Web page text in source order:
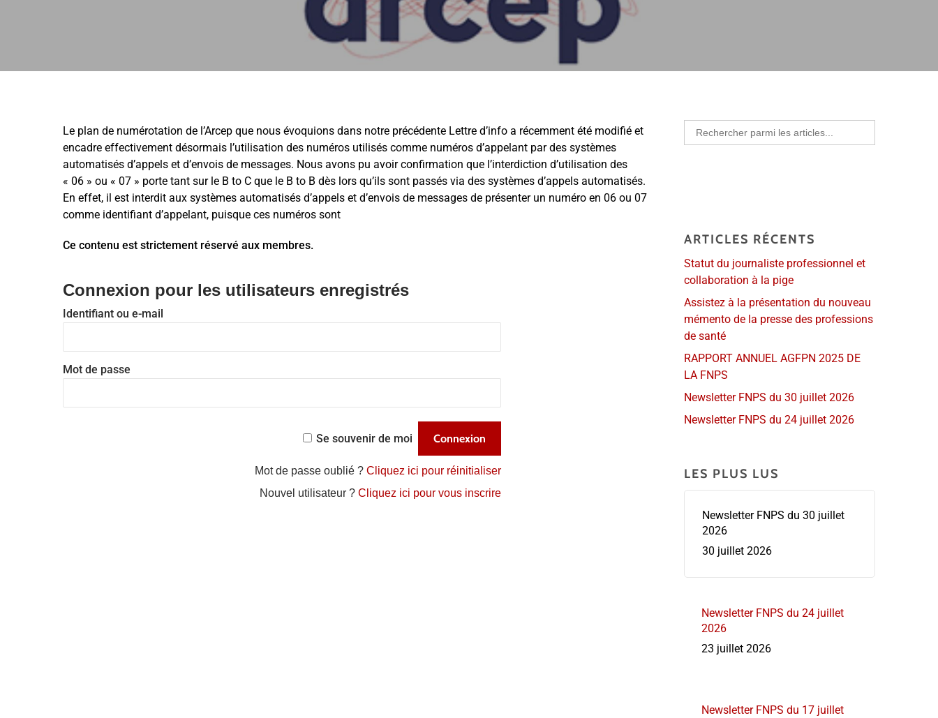
Le plan de numérotation de l’Arcep que nous évoquions dans notre précédente Lettre d’info a récemment été modifié et
encadre effectivement désormais l’utilisation des numéros utilisés comme numéros d’appelant par des systèmes
automatisés d’appels et d’envois de messages. Nous avons pu avoir confirmation que l’interdiction d’utilisation des
« 06 » ou « 07 » porte tant sur le B to C que le B to B dès lors qu’ils sont passés via des systèmes d’appels automatisés.
En effet, il est interdit aux systèmes automatisés d’appels et d’envois de messages de présenter un numéro en 06 ou 07
comme identifiant d’appelant, puisque ces numéros sont
Ce contenu est strictement réservé aux membres.
Connexion pour les utilisateurs enregistrés
Identifiant ou e-mail
Mot de passe
Se souvenir de moi
Mot de passe oublié ? Cliquez ici pour réinitialiser
Nouvel utilisateur ? Cliquez ici pour vous inscrire
Search
for:
ARTICLES RÉCENTS
Statut du journaliste professionnel et
collaboration à la pige
Assistez à la présentation du nouveau
mémento de la presse des professions
de santé
RAPPORT ANNUEL AGFPN 2025 DE
LA FNPS
Newsletter FNPS du 30 juillet 2026
Newsletter FNPS du 24 juillet 2026
LES PLUS LUS
Newsletter FNPS du 30 juillet
2026
30 juillet 2026
Newsletter FNPS du 24 juillet
2026
23 juillet 2026
Newsletter FNPS du 17 juillet